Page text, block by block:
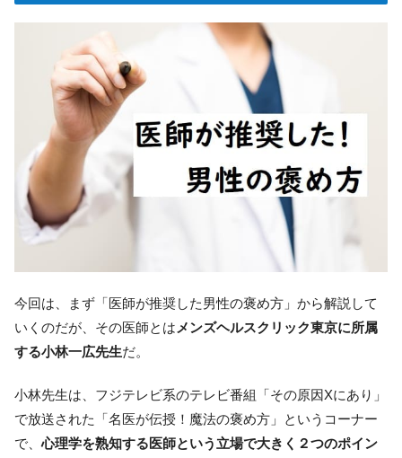
今回は、まず「医師が推奨した男性の褒め方」から解説して
いくのだが、その医師とは メンズヘルスクリック東京に所属
する小林一広先生だ。
小林先生は、フジテレビ系のテレビ番組「その原因Xにあり」
で放送された「名医が伝授！魔法の褒め方」というコーナー
で、心理学を熟知する医師という立場で大きく２つのポイン